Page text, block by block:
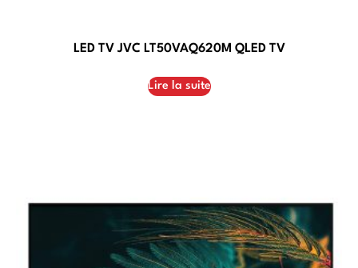
LED TV JVC LT50VAQ620M QLED TV
Lire la suite